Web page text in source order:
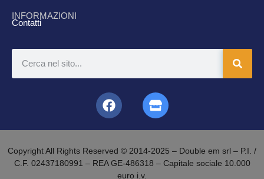
INFORMAZIONI
Contatti
Copyright All Rights Reserved © 2014-2025 – Double em srl – P.I. /
C.F. 02437180991 – REA GE-486318 – Capitale sociale 10.000
euro i.v.